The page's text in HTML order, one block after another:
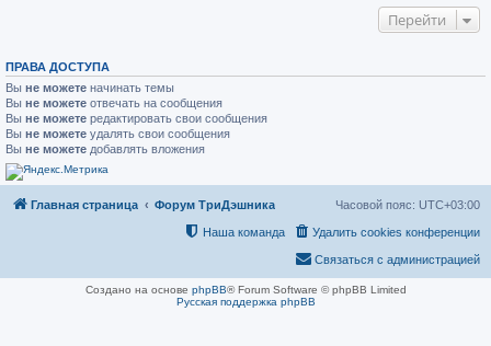
Перейти
ПРАВА ДОСТУПА
Вы не можете начинать темы
Вы не можете отвечать на сообщения
Вы не можете редактировать свои сообщения
Вы не можете удалять свои сообщения
Вы не можете добавлять вложения
Главная страница Форум ТриДэшника Часовой пояс: UTC+03:00
Удалить cookies конференции
Наша команда
Связаться с администрацией
Создано на основе phpBB® Forum Software © phpBB Limited
Русская поддержка phpBB